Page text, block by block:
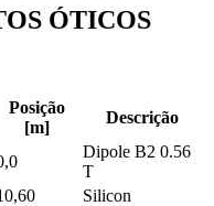
ÓTICOS
Posição
[m]
Descrição
Dipole B2 0.56
T
Silicon